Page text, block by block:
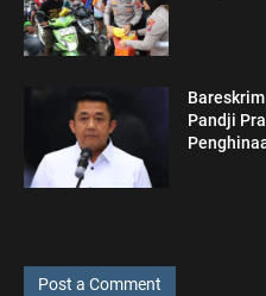
Pandji
Post a Comment